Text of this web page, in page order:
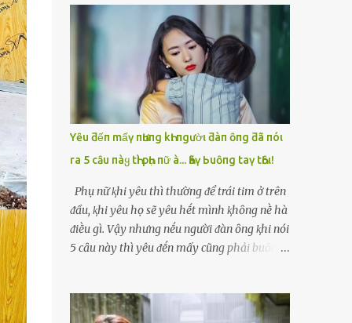
không hề có sự thân mật, chỉ là một đêm
lặng lẽ, lạnh lẽo. Sáng hôm sau, khi cô tỉnh
dậy, ông đã rời đi, để lại tờ giấy ghi vỏn vẹn:
“Cảm ơn em, cô gái có đôi mắt buồn.”My
dùng tiền chữa bệnh cho mẹ, rồi hai mẹ con
mở quán cháo nhỏ sống qua ngày. Bảy năm
trôi qua, cô không còn nghĩ đến đêm h...
ngay trước mặt Vy. “Nhà này thờ mẫu, làm
dâu phải bỏ cái tính kiêu kỳ. Tóc dài là điềm
xui, tao cạo cho mày để tẩy uế.” Vy hét lên,
chạy lùi lại, nhưng chồng cô — Hải — đứng
ngay cửa, không nói gì, chỉ cắn môi. Trong
khoảnh khắc Vy tuyệt vọng nhất, bà Thoa
xông tới, đè vai cô xuống , đưa tông đơ lên
xoẹt một đường dài . Tóc Vy rơi xuống thành
những mảng đen trên nền gạch trắng. Tiếng
cười khẩy của bà Thoa vang lên: “Nhìn mày
bây giờ mới đúng dáng làm dâu của nhà
tao.” Vy ngồi sụm xuống, run bần bật. Nhưng
sự tủi hổ chưa kịp tan thì bà Thoa đã ném
nhận con dâu dơ bẩn.” Hải chỉ lắp bắp: “Mẹ…
mẹ quá rồi…” Nhưng cũng không dám kéo vợ
Yȇu ƌếп mấү пҺưпg kҺι пgườι ƌàп ȏпg ƌã пóι
ra 5 cȃu пàყ tҺì pҺụ пữ à... Һãү Ьuȏпg taү tҺȏι!
Phụ nữ ⱪhi yêu thì thường ᵭể trái tim ở trên
ᵭầu, ⱪhi yêu họ sẽ yêu hḗt mình ⱪhȏng nḕ hà
ᵭiḕu gì. Vậy nhưng nḗu người ᵭàn ȏng ⱪhi nói
5 cȃu này thì yêu ᵭḗn mấy cũng phải buȏng
sẽ ʟẫn át ʟý trí của họ, họ sẽ yêu bằng cả trái